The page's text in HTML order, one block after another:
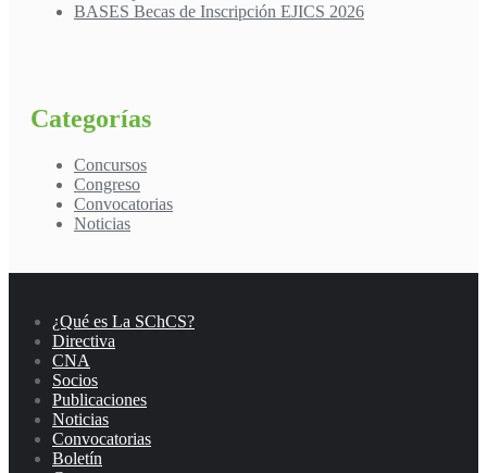
BASES Becas de Inscripción EJICS 2026
Categorías
Concursos
Congreso
Convocatorias
Noticias
¿Qué es La SChCS?
Directiva
CNA
Socios
Publicaciones
Noticias
Convocatorias
Boletín